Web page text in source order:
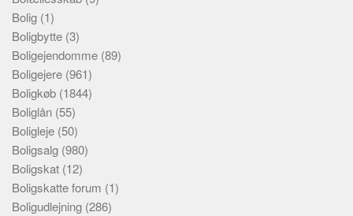
Bolig (1)
Boligbytte (3)
Boligejendomme (89)
Boligejere (961)
Boligkøb (1844)
Boliglån (55)
Boligleje (50)
Boligsalg (980)
Boligskat (12)
Boligskatte forum (1)
Boligudlejning (286)